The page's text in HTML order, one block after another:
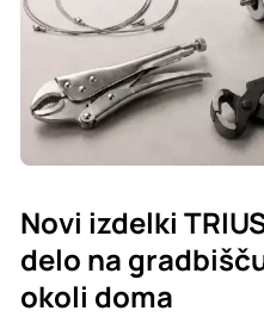
Novi izdelki
delo na
okoli doma